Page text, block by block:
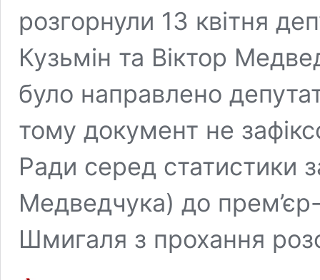
розгорнули 13 квітня
Кузьмін та Віктор
було направлено
тому документ не
Ради серед статистики
Медведчука) до
Шмигаля з прохання